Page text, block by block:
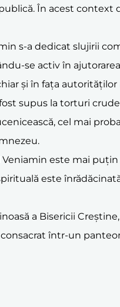
În acest
s-a dedicat slujirii
se activ în
și în fața autorităților
supus la torturi
cel mai
Veniamin este mai
este
a Bisericii
într-un